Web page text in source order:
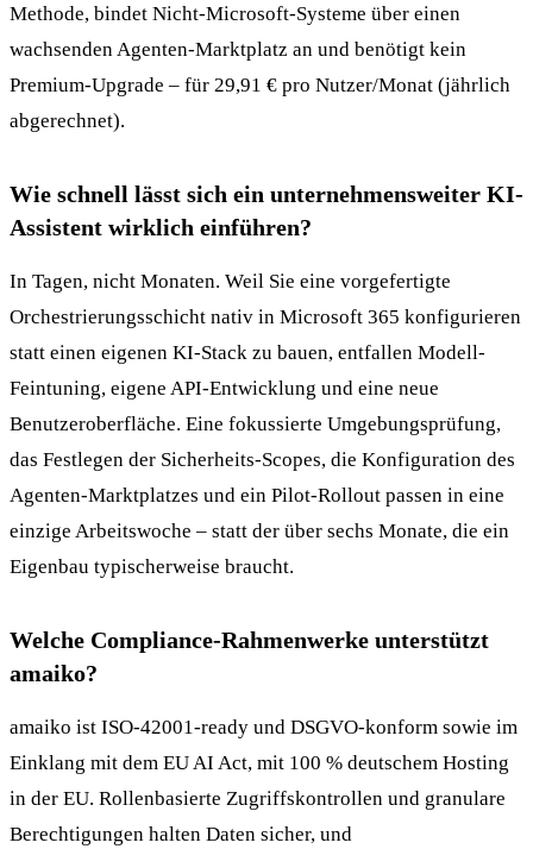
Methode, bindet Nicht-Microsoft-Systeme über einen
wachsenden Agenten-Marktplatz an und benötigt kein
Premium-Upgrade – für 29,91 € pro Nutzer/Monat (jährlich
abgerechnet).
Wie schnell lässt sich ein unternehmensweiter KI-
Assistent wirklich einführen?
In Tagen, nicht Monaten. Weil Sie eine vorgefertigte
Orchestrierungsschicht nativ in Microsoft 365 konfigurieren
statt einen eigenen KI-Stack zu bauen, entfallen Modell-
Feintuning, eigene API-Entwicklung und eine neue
Benutzeroberfläche. Eine fokussierte Umgebungsprüfung,
das Festlegen der Sicherheits-Scopes, die Konfiguration des
Agenten-Marktplatzes und ein Pilot-Rollout passen in eine
einzige Arbeitswoche – statt der über sechs Monate, die ein
Eigenbau typischerweise braucht.
Welche Compliance-Rahmenwerke unterstützt
amaiko?
amaiko ist ISO-42001-ready und DSGVO-konform sowie im
Einklang mit dem EU AI Act, mit 100 % deutschem Hosting
in der EU. Rollenbasierte Zugriffskontrollen und granulare
Berechtigungen halten Daten sicher, und